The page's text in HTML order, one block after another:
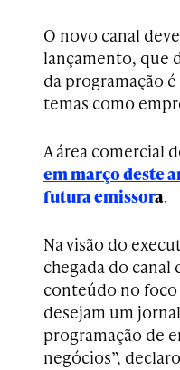
O novo canal
lançamento, que
da programação
temas como
A área comercial
em março deste
futura emissora.
Na visão do
chegada do canal
conteúdo no foco
desejam um
programação de
negócios”,